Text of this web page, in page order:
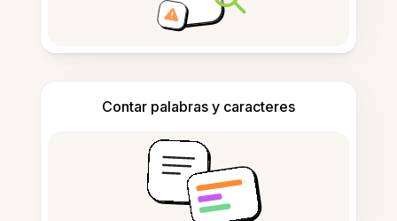
Contar palabras y caracteres